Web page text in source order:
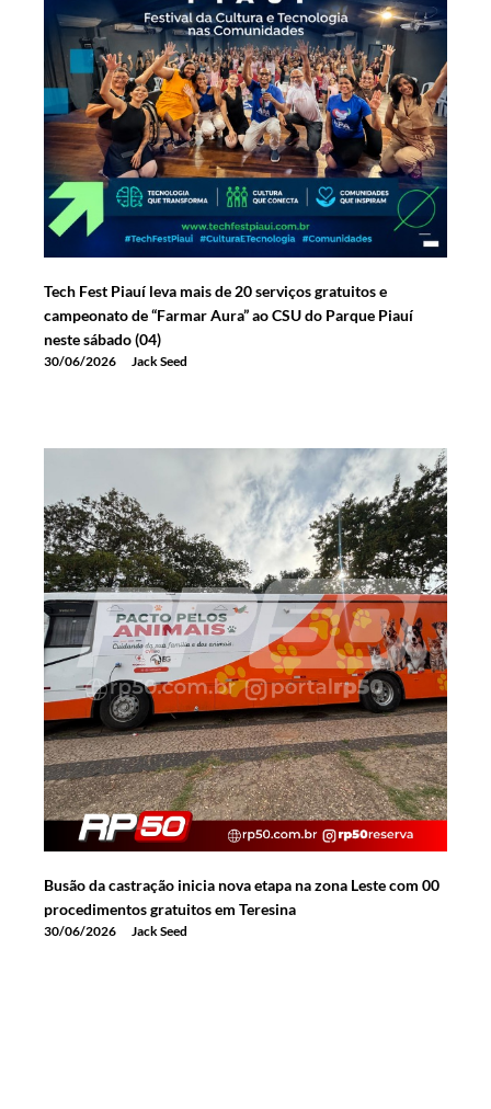
Tech Fest Piauí leva mais de 20 serviços gratuitos e
campeonato de “Farmar Aura” ao CSU do Parque Piauí
neste sábado (04)
30/06/2026 Jack Seed
Busão da castração inicia nova etapa na zona Leste com 00
procedimentos gratuitos em Teresina
30/06/2026 Jack Seed